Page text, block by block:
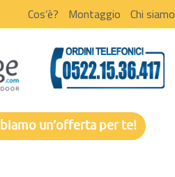
Cos’è? Montaggio Chi siamo
un’offerta per te!